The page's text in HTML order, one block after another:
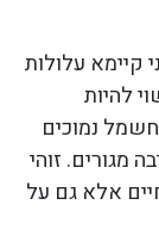
קיימא עלולות
להיות
נמוכים
מגורים. זוהי
אלא גם על